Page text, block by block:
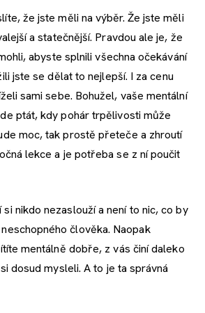
že jste měli na výběr. Že jste měli
a statečnější. Pravdou ale je, že
abyste splnili všechna očekávání
jste se dělat to nejlepší. I za cenu
sami sebe. Bohužel, vaše mentální
ptát, kdy pohár trpělivosti může
moc, tak prostě přeteče a zhroutí
lekce a je potřeba se z ní poučit
nikdo nezaslouží a není to nic, co by
člověka. Naopak
mentálně dobře, z vás činí daleko
dosud mysleli. A to je ta správná